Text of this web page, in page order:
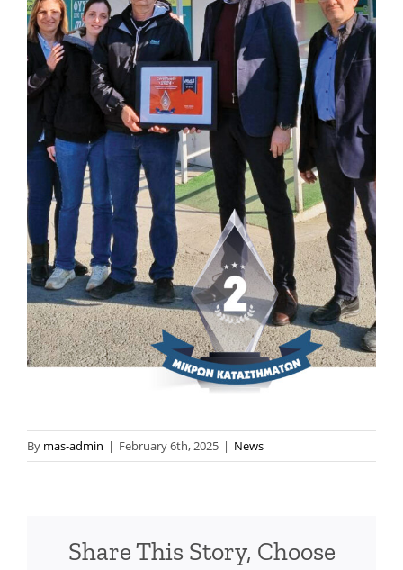
By mas-admin | February 6th, 2025 | News
Share This Story, Choose